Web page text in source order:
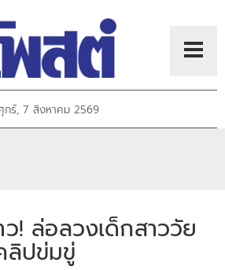
กร์, 7 สิงหาคม 2569
! ล่อลวงเด็กสาววัย
ลิปข่มขู่